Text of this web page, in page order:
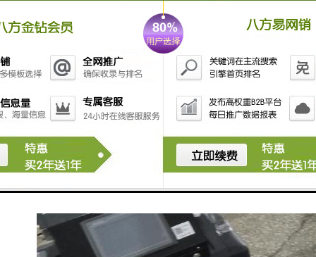
10.全塑外壳，冷藏箱保存样品，携带方便
11.交、直流两用，内置可充电电池(8小时），满足2000
次以上的采样量，适宜野外水源地采样。